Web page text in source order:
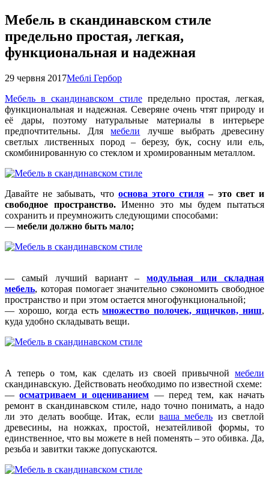
Мебель в скандинавском стиле
предельно простая, легкая,
функциональная и надежная
29 червня 2017Меблі Гербор
Мебель в скандинавском стилепредельно простая, легкая,
функциональная и надежная. Северяне очень чтят природу и
её дары, поэтому натуральные материалы в интерьере
предпочтительны. Длямебели лучше выбрать древесину
светлых лиственных пород – березу, бук, сосну или ель,
скомбинированную со стеклом и хромированным металлом.
Давайте не забывать, что основа этого стиля – это свет и
свободное пространство.Именно это мы будем пытаться
сохранить и преумножить следующими способами:
— мебели должно быть мало;
— самый лучший вариант –модульная или складная
мебель, которая помогает значительно сэкономить свободное
пространство и при этом остается многофункциональной;
— хорошо, когда естьмножество полочек, ящичков, ниш,
куда удобно складывать вещи.
А теперь о том, как сделать из своей привычной мебели
скандинавскую. Действовать необходимо по известной схеме:
—осматриваем и оцениванием — перед тем, как начать
ремонт в скандинавском стиле, надо точно понимать, а надо
ли это делать вообще. Итак, если ваша мебель из светлой
древесины, на ножках, простой, незатейливой формы, то
единственное, что вы можете в ней поменять – это обивка. Да,
резьба и завитки также допускаются.